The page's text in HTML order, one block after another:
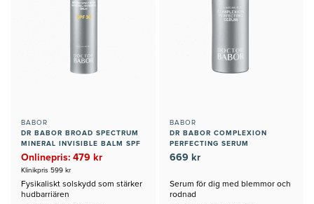
BABOR
DR BABOR BROAD SPECTRUM
MINERAL INVISIBLE BALM SPF
30
Onlinepris: 479 kr
Klinikpris 599 kr
Fysikaliskt solskydd som stärker
hudbarriären
BABOR
DR BABOR COMPLEXION
PERFECTING SERUM
669 kr
Serum för dig med blemmor och
rodnad